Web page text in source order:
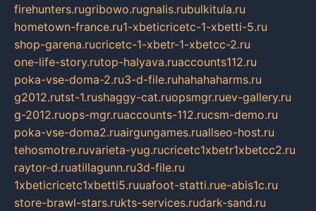
firehunters.rugribowo.rugnalis.rubulkitula.ru
hometown-france.ru1-xbeticricetc-1-xbetti-5.ru
shop-garena.rucricetc-1-xbetr-1-xbetcc-2.ru
one-life-story.rutop-halyava.ruaccounts112.ru
poka-vse-doma-2.ru3-d-file.ruhahahaharms.ru
g2012.rutst-1.rushaggy-cat.ruopsmgr.ruev-gallery.ru
g-2012.ruops-mgr.ruaccounts-112.rucsm-demo.ru
poka-vse-doma2.ruairgungames.ruallseo-host.ru
tehosmotre.ruvarieta-yug.rucricetc1xbetr1xbetcc2.ru
raytor-d.ruatillagunn.ru3d-file.ru
1xbeticricetc1xbetti5.ruuafoot-statti.rue-abis1c.ru
store-brawl-stars.rukts-services.rudark-sand.ru